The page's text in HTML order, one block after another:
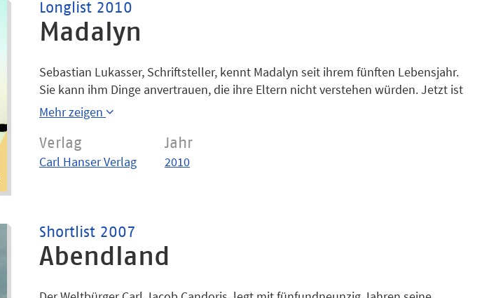
Longlist 2010
Madalyn
Sebastian Lukasser, Schriftsteller, kennt Madalyn seit ihrem fünften Lebensjahr.
Sie kann ihm Dinge anvertrauen, die ihre Eltern nicht verstehen würden. Jetzt ist
sie vierzehn und erlebt ihre erste, ausweglos komplizierte Liebesgeschichte.
Kompliziert, weil Moritz alles andere als ein leichter Fall ist - er wurde bei einem
Einbruch erwischt und ist ein notorischer Lügner. Oder spricht er vielleicht doch
die Wahrheit?
Mehr zeigen
Verlag
Carl Hanser Verlag
Jahr
2010
Shortlist 2007
Abendland